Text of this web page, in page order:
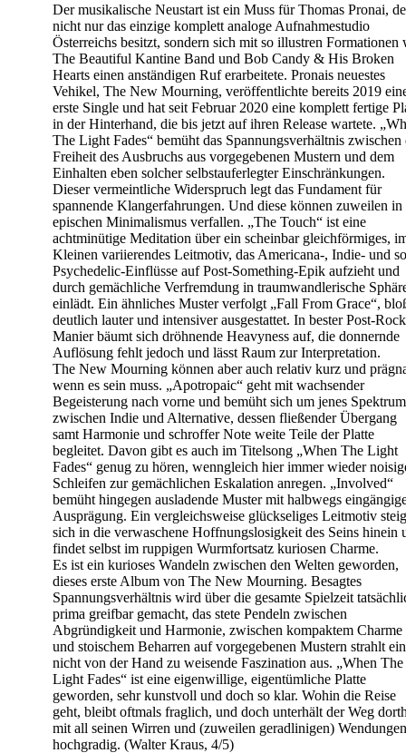
Der musikalische Neustart ist ein Muss für Thomas Pronai,
nicht nur das einzige komplett analoge Aufnahmestudio
Österreichs besitzt, sondern sich mit so illustren Formationen
The Beautiful Kantine Band und Bob Candy & His Broken
Hearts einen anständigen Ruf erarbeitete. Pronais neuestes
Vehikel, The New Mourning, veröffentlichte bereits 2019
erste Single und hat seit Februar 2020 eine komplett fertige
in der Hinterhand, die bis jetzt auf ihren Release wartete.
The Light Fades“ bemüht das Spannungsverhältnis zwischen
Freiheit des Ausbruchs aus vorgegebenen Mustern und dem
Einhalten eben solcher selbstauferlegter Einschränkungen.
Dieser vermeintliche Widerspruch legt das Fundament für
spannende Klangerfahrungen. Und diese können zuweilen in
epischen Minimalismus verfallen. „The Touch“ ist eine
achtminütige Meditation über ein scheinbar gleichförmiges,
Kleinen variierendes Leitmotiv, das Americana-, Indie- und
Psychedelic-Einflüsse auf Post-Something-Epik aufzieht und
durch gemächliche Verfremdung in traumwandlerische
einlädt. Ein ähnliches Muster verfolgt „Fall From Grace“,
deutlich lauter und intensiver ausgestattet. In bester Post-
Manier bäumt sich dröhnende Heavyness auf, die donnernde
Auflösung fehlt jedoch und lässt Raum zur Interpretation.
The New Mourning können aber auch relativ kurz und
wenn es sein muss. „Apotropaic“ geht mit wachsender
Begeisterung nach vorne und bemüht sich um jenes Spektrum
zwischen Indie und Alternative, dessen fließender Übergang
samt Harmonie und schroffer Note weite Teile der Platte
begleitet. Davon gibt es auch im Titelsong „When The Light
Fades“ genug zu hören, wenngleich hier immer wieder
Schleifen zur gemächlichen Eskalation anregen. „Involved“
bemüht hingegen ausladende Muster mit halbwegs
Ausprägung. Ein vergleichsweise glückseliges Leitmotiv
sich in die verwaschene Hoffnungslosigkeit des Seins hinein
findet selbst im ruppigen Wurmfortsatz kuriosen Charme.
Es ist ein kurioses Wandeln zwischen den Welten geworden,
dieses erste Album von The New Mourning. Besagtes
Spannungsverhältnis wird über die gesamte Spielzeit
prima greifbar gemacht, das stete Pendeln zwischen
Abgründigkeit und Harmonie, zwischen kompaktem Charme
und stoischem Beharren auf vorgegebenen Mustern strahlt
nicht von der Hand zu weisende Faszination aus. „When The
Light Fades“ ist eine eigenwillige, eigentümliche Platte
geworden, sehr kunstvoll und doch so klar. Wohin die Reise
geht, bleibt oftmals fraglich, und doch unterhält der Weg
mit all seinen Wirren und (zuweilen geradlinigen) Wendungen
hochgradig. (Walter Kraus, 4/5)